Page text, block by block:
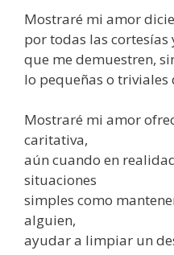
Mostraré mi amor
por todas las
que me demuestren,
lo pequeñas o triviales
Mostraré mi amor
caritativa,
aún cuando en
situaciones
simples como
alguien,
ayudar a limpiar un